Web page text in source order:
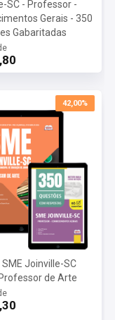
SC - Professor -
Gerais - 350
Gabaritadas
42,00%
Joinville-SC
de Arte